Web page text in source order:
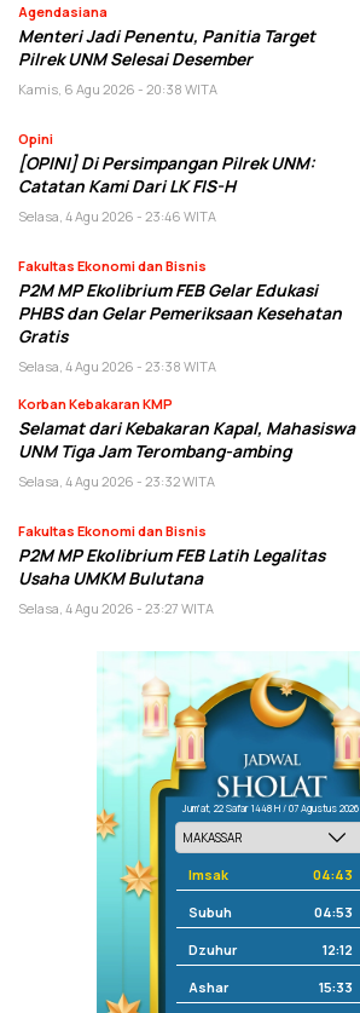
Agendasiana
Menteri Jadi Penentu, Panitia Target
Pilrek UNM Selesai Desember
Kamis, 6 Agu 2026 - 20:38 WITA
Opini
[OPINI] Di Persimpangan Pilrek UNM:
Catatan Kami Dari LK FIS-H
Selasa, 4 Agu 2026 - 23:46 WITA
Fakultas Ekonomi dan Bisnis
P2M MP Ekolibrium FEB Gelar Edukasi
PHBS dan Gelar Pemeriksaan Kesehatan
Gratis
Selasa, 4 Agu 2026 - 23:38 WITA
Korban Kebakaran KMP
Selamat dari Kebakaran Kapal, Mahasiswa
UNM Tiga Jam Terombang-ambing
Selasa, 4 Agu 2026 - 23:32 WITA
Fakultas Ekonomi dan Bisnis
P2M MP Ekolibrium FEB Latih Legalitas
Usaha UMKM Bulutana
Selasa, 4 Agu 2026 - 23:27 WITA
Jum'at, 22 Safar 1448 H / 07 Agustus 2026
Imsak 04:43
Subuh 04:53
Dzuhur 12:12
Ashar 15:33